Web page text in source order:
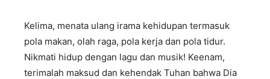
Kelima, menata ulang irama kehidupan termasuk
pola makan, olah raga, pola kerja dan pola tidur.
Nikmati hidup dengan lagu dan musik! Keenam,
terimalah maksud dan kehendak Tuhan bahwa Dia